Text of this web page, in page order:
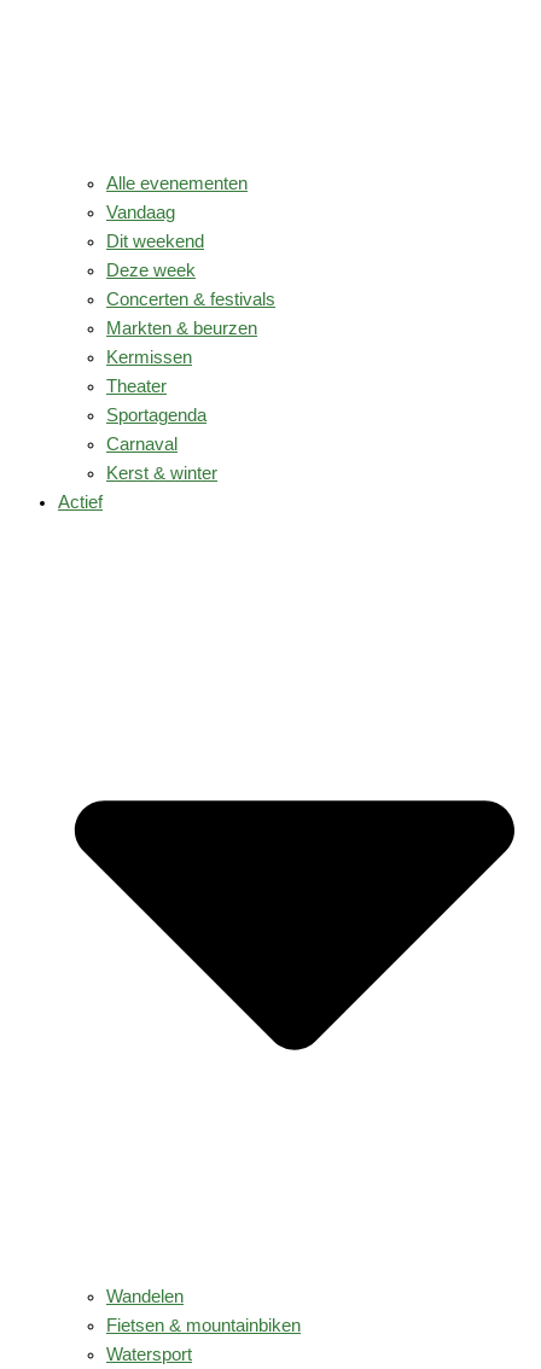
Alle evenementen
Vandaag
Dit weekend
Deze week
Concerten & festivals
Markten & beurzen
Kermissen
Theater
Sportagenda
Carnaval
Kerst & winter
Actief
Wandelen
Fietsen & mountainbiken
Watersport